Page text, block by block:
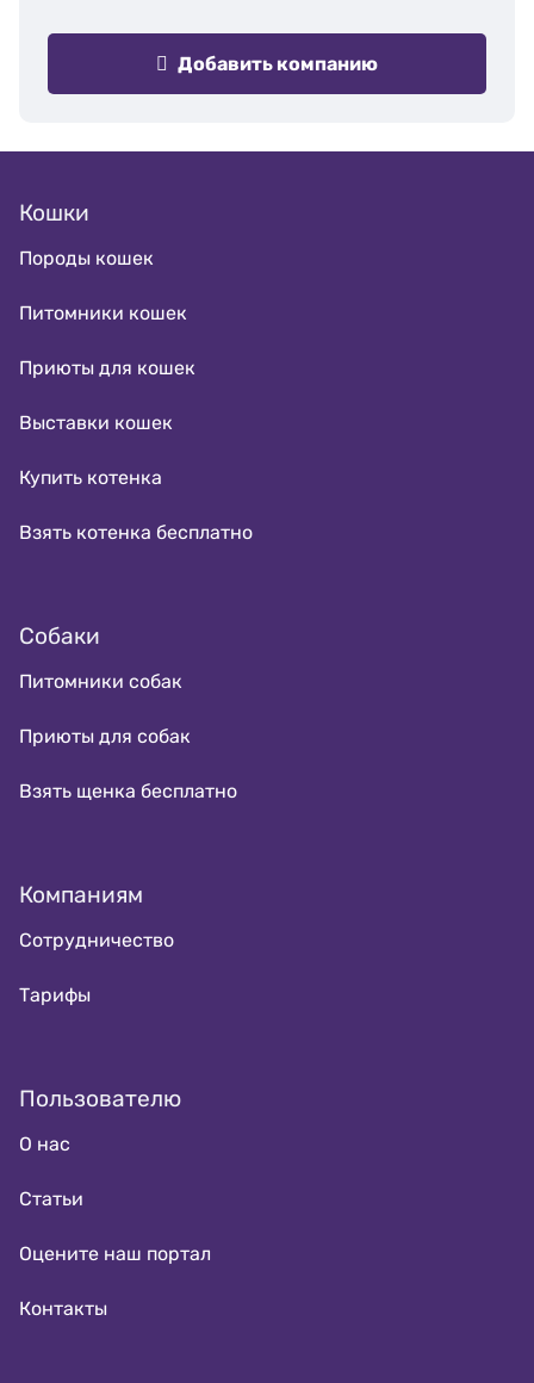
Добавить компанию
Кошки
Породы кошек
Питомники кошек
Приюты для кошек
Выставки кошек
Купить котенка
Взять котенка бесплатно
Собаки
Питомники собак
Приюты для собак
Взять щенка бесплатно
Компаниям
Сотрудничество
Тарифы
Пользователю
О нас
Статьи
Оцените наш портал
Контакты